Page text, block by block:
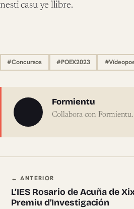
nesti casu ye llibre.
#Concursos #POEX2023
Sobre l'autor
Formientu
Collabora con
Navegación ente
← ANTERIOR
L’IES Rosario de Acuña de
Premiu d’Investigación